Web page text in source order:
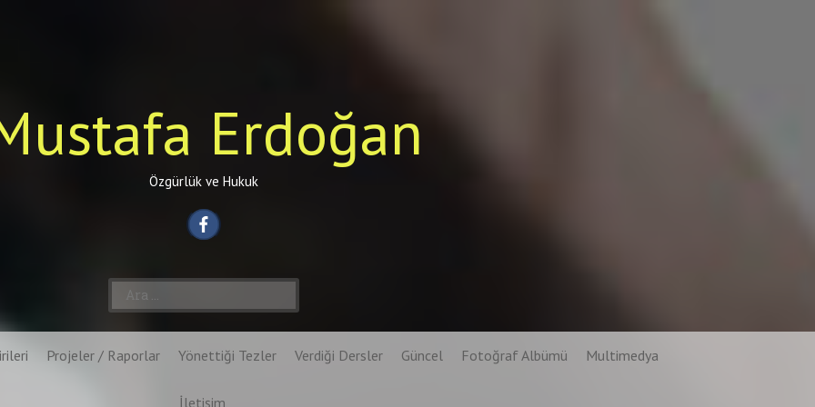
Erdoğan
Özgürlük ve Hukuk
Arama:
Projeler / Raporlar Yönettiği Tezler Verdiği Dersler Güncel Fotoğraf Albümü Multimedya
İletişim